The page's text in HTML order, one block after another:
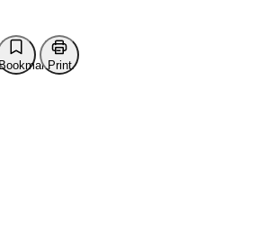
Print